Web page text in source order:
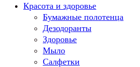
Красота и здоровье
Бумажные полотенца
Дезодоранты
Здоровье
Мыло
Салфетки